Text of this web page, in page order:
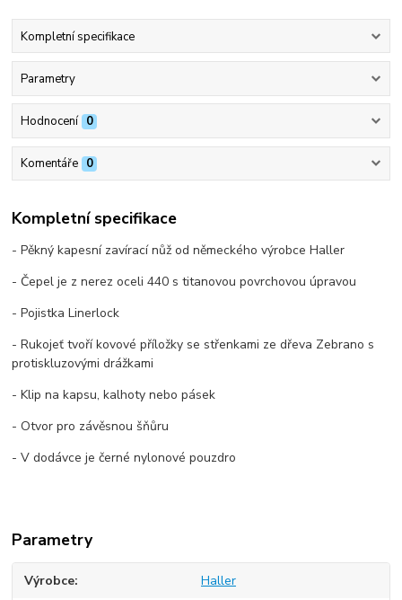
Kompletní specifikace
Parametry
Hodnocení 0
Komentáře 0
Kompletní specifikace
- Pěkný kapesní zavírací nůž od německého výrobce Haller
- Čepel je z nerez oceli 440 s titanovou povrchovou úpravou
- Pojistka Linerlock
- Rukojeť tvoří kovové příložky se střenkami ze dřeva Zebrano s
protiskluzovými drážkami
- Klip na kapsu, kalhoty nebo pásek
- Otvor pro závěsnou šňůru
- V dodávce je černé nylonové pouzdro
Parametry
Výrobce Haller